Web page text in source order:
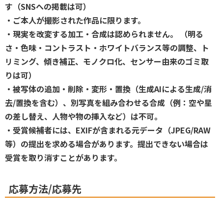
す（SNSへの掲載は可）
・ご本人が撮影された作品に限ります。
・現実を改変する加工・合成は認められません。 （明る
さ・色味・コントラスト・ホワイトバランス等の調整、ト
リミング、傾き補正、モノクロ化、センサー由来のゴミ取
りは可）
・被写体の追加・削除・変形・置換（生成AIによる生成/消
去/置換を含む）、別写真を組み合わせる合成（例：空や星
の差し替え、人物や物の挿入など）は不可。
・受賞候補者には、EXIFが含まれる元データ（JPEG/RAW
等）の提出を求める場合があります。提出できない場合は
受賞を取り消すことがあります。
応募方法/応募先